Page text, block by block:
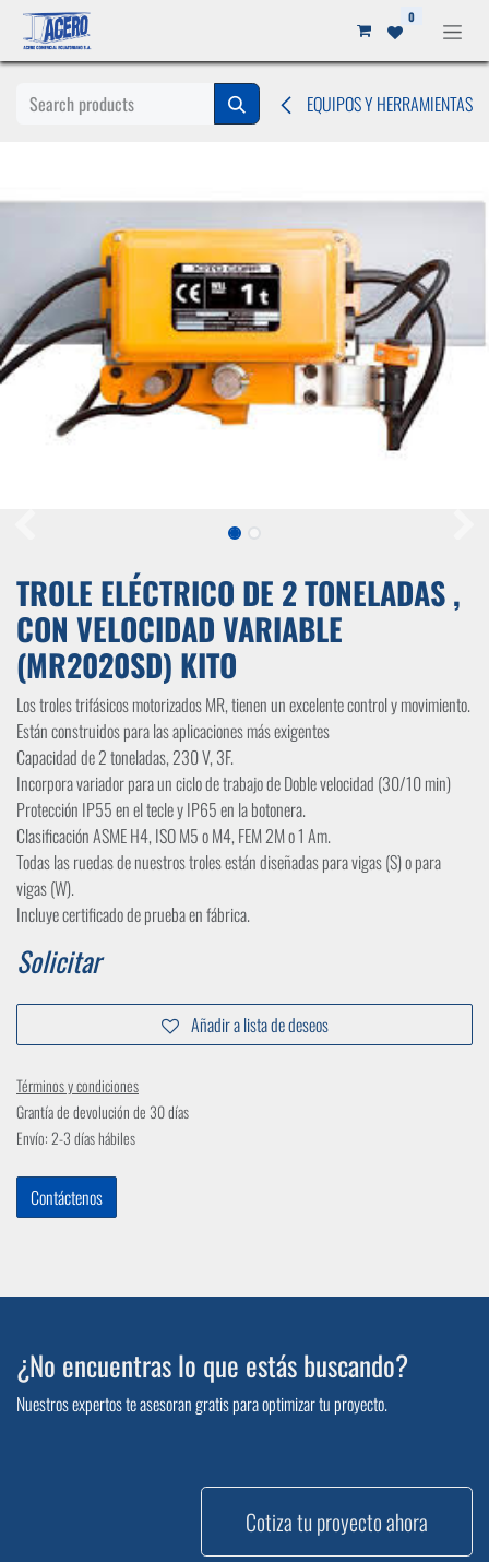
Ir al contenido 0
EQUIPOS Y HERRAMIENTAS
TROLE ELÉCTRICO DE 2 TONELADAS ,
CON VELOCIDAD VARIABLE
(MR2020SD) KITO
Los troles trifásicos motorizados MR, tienen un excelente control y movimiento.
Están construidos para las aplicaciones más exigentes
Capacidad de 2 toneladas, 230 V, 3F.
Incorpora variador para un ciclo de trabajo de Doble velocidad (30/10 min)
Protección IP55 en el tecle y IP65 en la botonera.
Clasificación ASME H4, ISO M5 o M4, FEM 2M o 1 Am.
Todas las ruedas de nuestros troles están diseñadas para vigas (S) o para
vigas (W).
Incluye certificado de prueba en fábrica.
Solicitar
Añadir a lista de deseos
Términos y condiciones
Grantía de devolución de 30 días
Envío: 2-3 días hábiles
Contáctenos
¿No encuentras lo que estás buscando?
Nuestros expertos te asesoran gratis para optimizar tu proyecto.
Cotiza tu proyecto ahora